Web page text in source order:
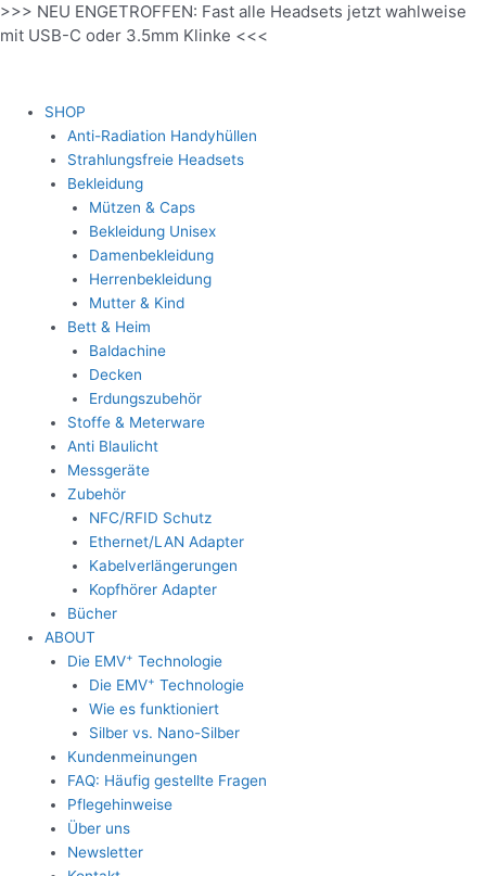
Zum
Inhalt
>>> NEU ENGETROFFEN: Fast alle Headsets jetzt wahlweise
mit USB-C oder 3.5mm Klinke <<<
SHOP
Anti-Radiation Handyhüllen
Strahlungsfreie Headsets
Bekleidung
Mützen & Caps
Bekleidung Unisex
Damenbekleidung
Herrenbekleidung
Mutter & Kind
Bett & Heim
Baldachine
Decken
Erdungszubehör
Stoffe & Meterware
Anti Blaulicht
Messgeräte
Zubehör
NFC/RFID Schutz
Ethernet/LAN Adapter
Kabelverlängerungen
Kopfhörer Adapter
Bücher
ABOUT
Die EMV+ Technologie
Die EMV+ Technologie
Wie es funktioniert
Silber vs. Nano-Silber
Kundenmeinungen
FAQ: Häufig gestellte Fragen
Pflegehinweise
Über uns
Newsletter